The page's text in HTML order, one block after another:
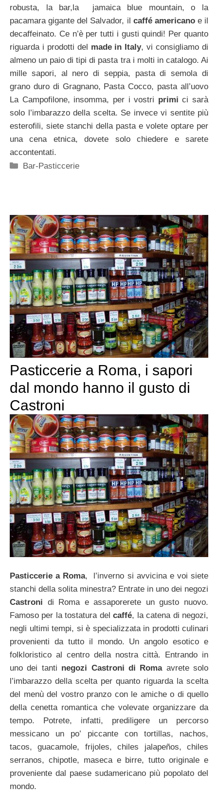
robusta, la bar,la jamaica blue mountain, o la
pacamara gigante del Salvador, il caffé americanoe il
decaffeinato. Ce n’è per tutti i gusti quindi! Per quanto
riguarda i prodotti del made in Italy, vi consigliamo di
almeno un paio di tipi di pasta tra i molti in catalogo. Ai
mille sapori, al nero di seppia, pasta di semola di
grano duro di Gragnano, Pasta Cocco, pasta all’uovo
La Campofilone, insomma, per i vostri primi ci sarà
solo l’imbarazzo della scelta. Se invece vi sentite più
esterofili, siete stanchi della pasta e volete optare per
una cena etnica, dovete solo chiedere e sarete
accontentati.
Categorie
Bar-Pasticcerie
Pasticcerie a Roma, i sapori
dal mondo hanno il gusto di
Castroni
Pasticcerie a Roma, l’inverno si avvicina e voi siete
stanchi della solita minestra? Entrate in uno dei negozi
Castroni di Roma e assaporerete un gusto nuovo.
Famoso per la tostatura delcaffé, la catena di negozi,
negli ultimi tempi, si è specializzata in prodotti culinari
provenienti da tutto il mondo. Un angolo esotico e
folkloristico al centro della nostra città. Entrando in
uno dei tanti negozi Castroni di Romaavrete solo
l’imbarazzo della scelta per quanto riguarda la scelta
del menù del vostro pranzo con le amiche o di quello
della cenetta romantica che volevate organizzare da
tempo. Potrete, infatti, prediligere un percorso
messicano un po’ piccante con tortillas, nachos,
tacos, guacamole, frijoles, chiles jalapeños, chiles
serranos, chipotle, maseca e birre, tutto originale e
proveniente dal paese sudamericano più popolato del
mondo.